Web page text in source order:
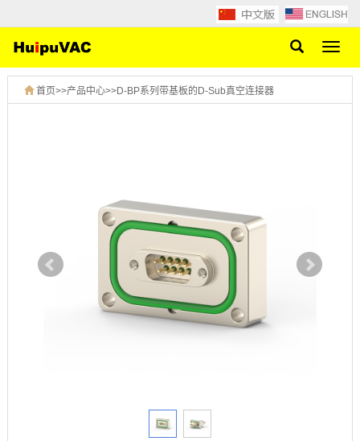
网
导
首页>>产品中心>>D-BP系列带基板的D-Sub真空连接器